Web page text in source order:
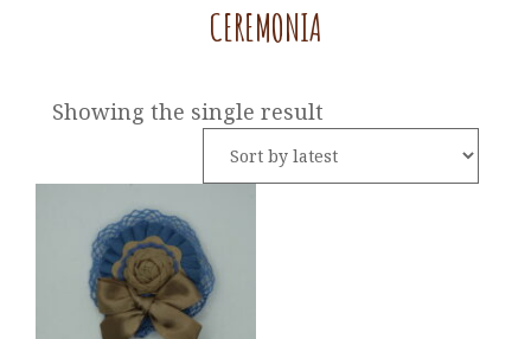
CEREMONIA
Showing the single result